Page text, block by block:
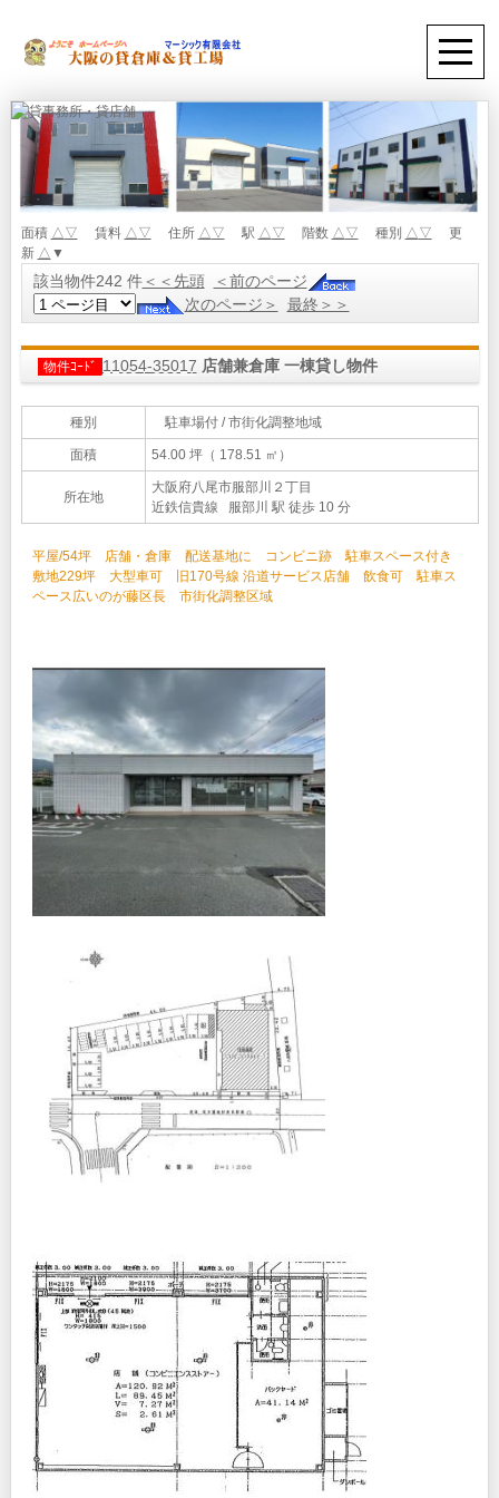
面積 △▽ 賃料 △▽ 住所 △▽ 駅 △▽ 階数 △▽ 種別 △▽ 更
新 △ ▼
該当物件242 件＜＜先頭
＜前のページ
次のページ＞
最終＞＞
物件ｺｰﾄﾞ 11054-35017 店舗兼倉庫 一棟貸し物件
種別 駐車場付 / 市街化調整地域
面積 54.00 坪（ 178.51 ㎡）
所在地
大阪府八尾市服部川２丁目
近鉄信貴線 服部川 駅 徒歩 10 分
平屋/54坪 店舗・倉庫 配送基地に コンビニ跡 駐車スペース付き
敷地229坪 大型車可 旧170号線 沿道サービス店舗 飲食可 駐車ス
ペース広いのが藤区長 市街化調整区域